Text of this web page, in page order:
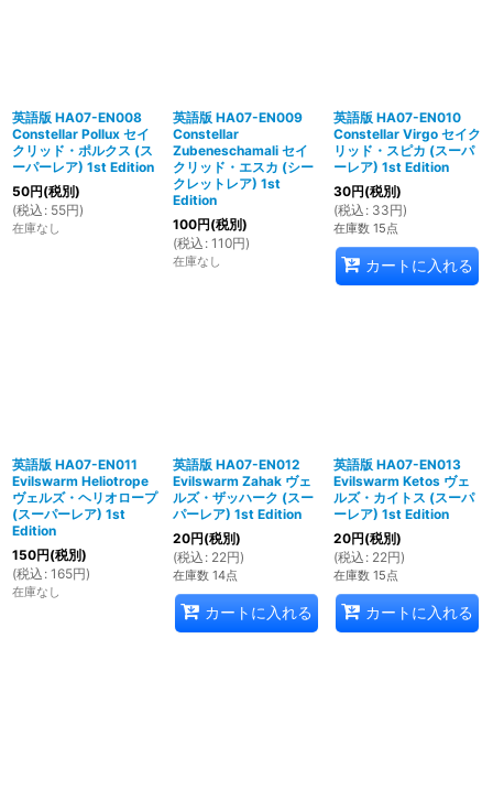
英語版 HA07-EN008
Constellar Pollux セイ
クリッド・ポルクス (ス
ーパーレア) 1st Edition
50円(税別)
(税込 : 55円)
在庫なし
英語版 HA07-EN009
Constellar
Zubeneschamali セイ
クリッド・エスカ (シー
クレットレア) 1st
Edition
100円(税別)
(税込 : 110円)
在庫なし
英語版 HA07-EN010
Constellar Virgo セイク
リッド・スピカ (スーパ
ーレア) 1st Edition
30円(税別)
(税込 : 33円)
在庫数 15点
カートに入れる
英語版 HA07-EN011
Evilswarm Heliotrope
ヴェルズ・ヘリオロープ
(スーパーレア) 1st
Edition
150円(税別)
(税込 : 165円)
在庫なし
英語版 HA07-EN012
Evilswarm Zahak ヴェ
ルズ・ザッハーク (スー
パーレア) 1st Edition
20円(税別)
(税込 : 22円)
在庫数 14点
カートに入れる
英語版 HA07-EN013
Evilswarm Ketos ヴェ
ルズ・カイトス (スーパ
ーレア) 1st Edition
20円(税別)
(税込 : 22円)
在庫数 15点
カートに入れる